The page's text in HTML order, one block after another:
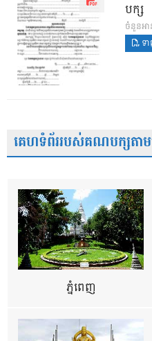
បក្ស
ចំនួនអ
ទ
គេហទំព័ររបស់គណបក្សតាមប
ភ្នំពេញ